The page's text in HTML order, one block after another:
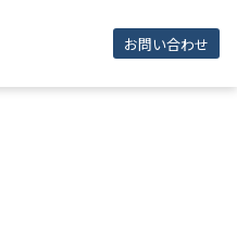
お問い合わせ